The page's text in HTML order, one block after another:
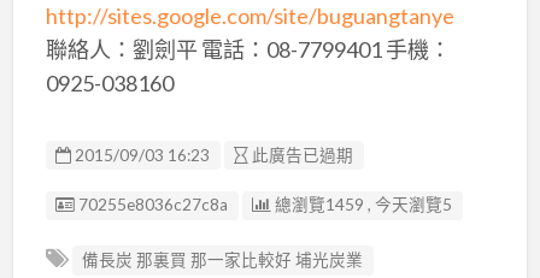
http://sites.google.com/site/buguangtanye
聯絡人：劉劍平 電話：08-7799401 手機：
0925-038160
2015/09/03 16:23 此廣告已過期
廣告编號
70255e8036c27c8a 總瀏覽1459 , 今天瀏覽5
備長炭 那裏買 那一家比較好 埔光炭業